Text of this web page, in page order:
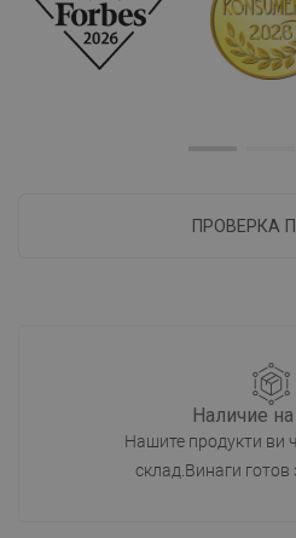
ПРОВЕРКА
Наличие
Нашите продукти ви
склад.Винаги